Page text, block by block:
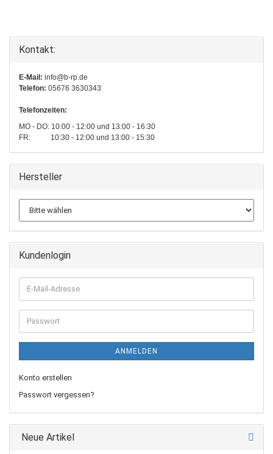
Kontakt:
E-Mail: info@b-rp.de
Telefon: 05676 3630343
Telefonzeiten:
MO - DO: 10:00 - 12:00 und 13:00 - 16:30
FR: 10:30 - 12:00 und 13:00 - 15:30
Hersteller
Kundenlogin
E-
Mail-
Adresse
Passwort
ANMELDEN
Konto erstellen
Passwort vergessen?
Neue Artikel